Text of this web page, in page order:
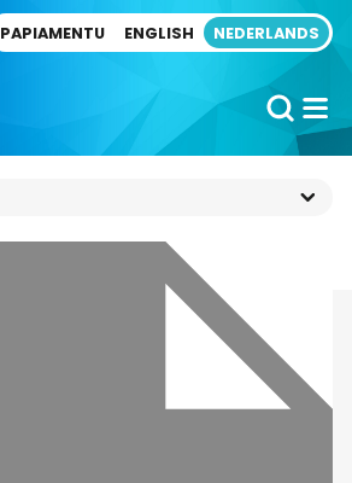
PAPIAMENTU ENGLISH NEDERLANDS